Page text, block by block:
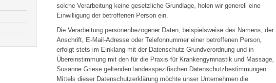
solche Verarbeitung keine gesetzliche Grundlage, holen wir generell eine
Einwilligung der betroffenen Person ein.
Die Verarbeitung personenbezogener Daten, beispielsweise des Namens, der
Anschrift, E-Mail-Adresse oder Telefonnummer einer betroffenen Person,
erfolgt stets im Einklang mit der Datenschutz-Grundverordnung und in
Übereinstimmung mit den für die Praxis für Krankengymnastik und Massage,
Susanne Griese geltenden landesspezifischen Datenschutzbestimmungen.
Mittels dieser Datenschutzerklärung möchte unser Unternehmen die